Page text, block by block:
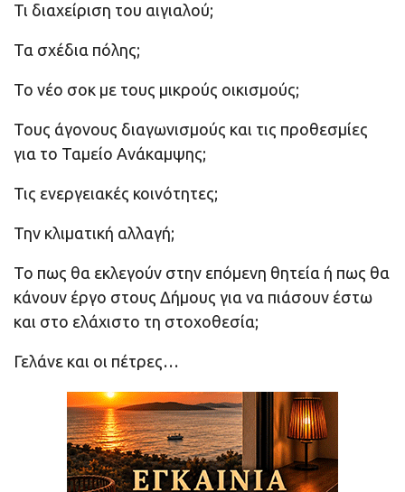
Τι διαχείριση του αιγιαλού;
Τα σχέδια πόλης;
Το νέο σοκ με τους μικρούς οικισμούς;
Τους άγονους διαγωνισμούς και τις προθεσμίες
για το Ταμείο Ανάκαμψης;
Τις ενεργειακές κοινότητες;
Την κλιματική αλλαγή;
Το πως θα εκλεγούν στην επόμενη θητεία ή πως θα
κάνουν έργο στους Δήμους για να πιάσουν έστω
και στο ελάχιστο τη στοχοθεσία;
Γελάνε και οι πέτρες…